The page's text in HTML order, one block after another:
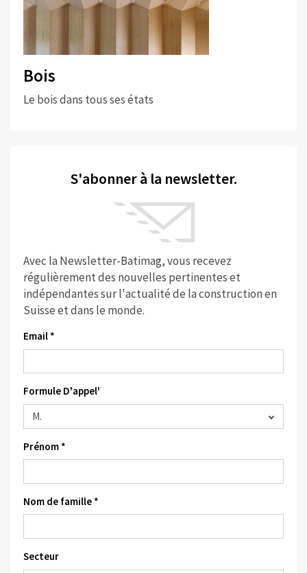
Bois
Le bois dans tous ses états
S'abonner à la newsletter.
Avec la Newsletter-Batimag, vous recevez
régulièrement des nouvelles pertinentes et
indépendantes sur l'actualité de la construction en
Suisse et dans le monde.
Email *
Formule D'appel'
Prénom *
Nom de famille *
Secteur